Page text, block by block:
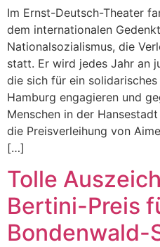
Im Ernst-Deutsch-Theater
dem internationalen
Nationalsozialismus, die
statt. Er wird jedes Jahr an
die sich für ein
Hamburg engagieren und
Menschen in der
die Preisverleihung von
[…]
Tolle
Bertini-Preis
Bondenwald-